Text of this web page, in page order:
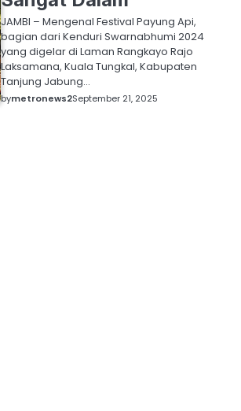
JAMBI – Mengenal Festival Payung Api,
bagian dari Kenduri Swarnabhumi 2024
yang digelar di Laman Rangkayo Rajo
Laksamana, Kuala Tungkal, Kabupaten
Tanjung Jabung…
bymetronews2September 21, 2025